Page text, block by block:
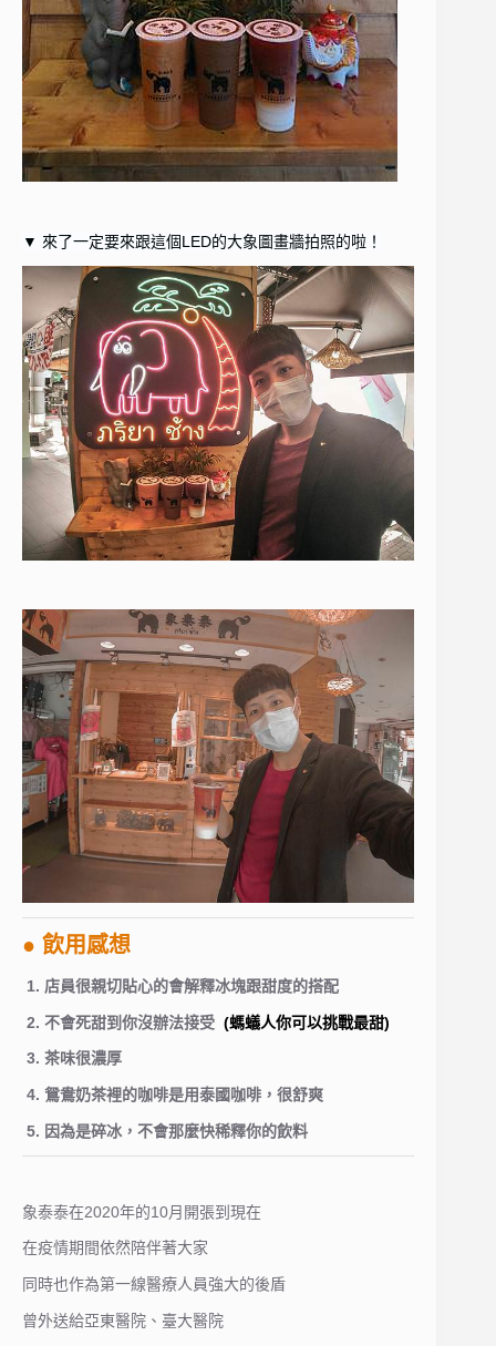
▼ 來了一定要來跟這個LED的大象圖畫牆拍照的啦！
● 飲用感想
1. 店員很親切貼心的會解釋冰塊跟甜度的搭配
2. 不會死甜到你沒辦法接受 (螞蟻人你可以挑戰最甜)
3. 茶味很濃厚
4. 鴛鴦奶茶裡的咖啡是用泰國咖啡，很舒爽
5. 因為是碎冰，不會那麼快稀釋你的飲料
象泰泰在2020年的10月開張到現在
在疫情期間依然陪伴著大家
同時也作為第一線醫療人員強大的後盾
曾外送給亞東醫院、臺大醫院